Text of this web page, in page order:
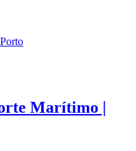
Marítimo |